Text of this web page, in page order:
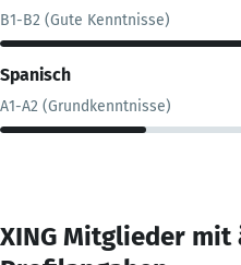
B1-B2 (Gute Kenntnisse)
Spanisch
A1-A2 (Grundkenntnisse)
XING Mitglieder mit